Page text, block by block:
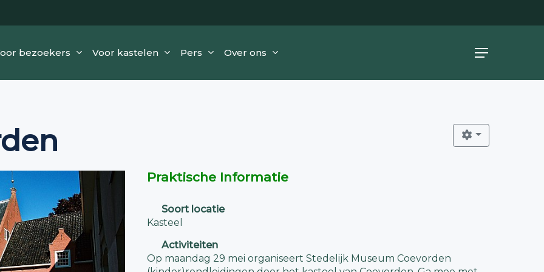
bezoekers Voor kastelen Pers Over ons Menu
Praktische Informatie
Soort locatie
Kasteel
Activiteiten
Op maandag 29 mei organiseert Stedelijk Museum Coevorden